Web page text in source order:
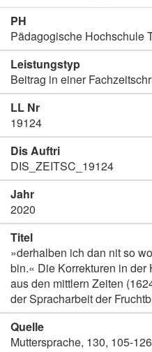
PH
Pädagogische Hochschule
Leistungstyp
Beitrag in einer
LL Nr
19124
Dis Auftri
DIS_ZEITSC_19124
Jahr
2020
Titel
»derhalben ich dan nit so
bin.« Die Korrekturen in
aus den mittlern Zeiten
der Spracharbeit der
Quelle
Muttersprache, 130, 105-